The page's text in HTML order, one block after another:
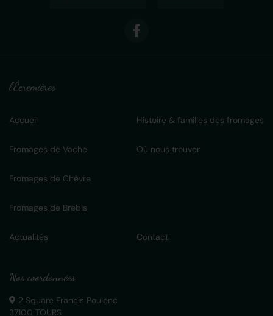
l'Écremières
Accueil Histoire & familles des fromages
Fromages de Vache
Fromages de Chèvre
Fromages de Brebis
Où nous trouver
Actualités Contact
Nos coordonnées
2 Square Francis Poulenc
37100 TOURS